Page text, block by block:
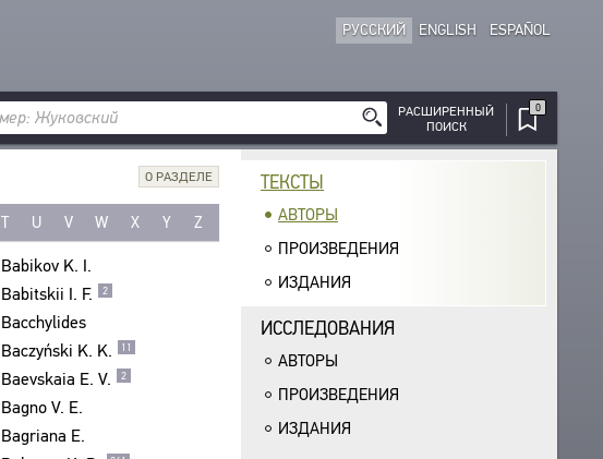
РУССКИЙ ENGLISH ESPAÑOL
РАСШИРЕННЫЙ
ПОИСК
0
О РАЗДЕЛЕ
T U V W X Y Z
Babikov K. I.
Babitskii I. F.
2
Bacchylides
Baczyński K. K.
11
Baevskaia E. V. 2
Bagno V. E.
Bagriana E.
ТЕКСТЫ
АВТОРЫ
ПРОИЗВЕДЕНИЯ
ИЗДАНИЯ
ИССЛЕДОВАНИЯ
АВТОРЫ
ПРОИЗВЕДЕНИЯ
ИЗДАНИЯ